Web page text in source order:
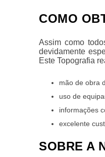
COMO
Assim como
devidamente
Este Topografia
mão de obra
uso de
informações
excelente
SOBRE A